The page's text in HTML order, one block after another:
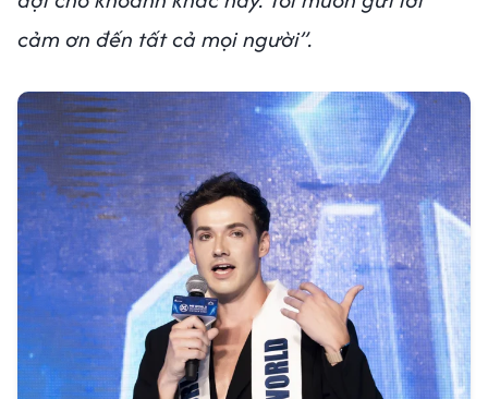
cảm ơn đến tất cả mọi người”.